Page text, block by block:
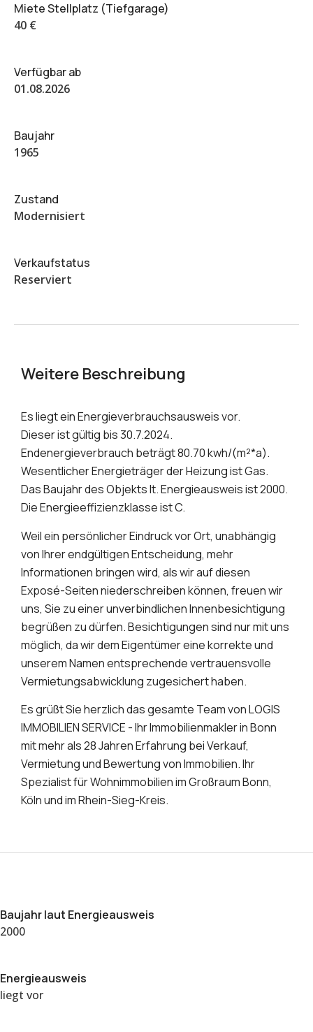
Miete Stellplatz (Tiefgarage)
40 €
Verfügbar ab
01.08.2026
Baujahr
1965
Zustand
Modernisiert
Verkaufstatus
Reserviert
Weitere Beschreibung
Es liegt ein Energieverbrauchsausweis vor.
Dieser ist gültig bis 30.7.2024.
Endenergieverbrauch beträgt 80.70 kwh/(m²*a).
Wesentlicher Energieträger der Heizung ist Gas.
Das Baujahr des Objekts lt. Energieausweis ist 2000.
Die Energieeffizienzklasse ist C.
Weil ein persönlicher Eindruck vor Ort, unabhängig
von Ihrer endgültigen Entscheidung, mehr
Informationen bringen wird, als wir auf diesen
Exposé-Seiten niederschreiben können, freuen wir
uns, Sie zu einer unverbindlichen Innenbesichtigung
begrüßen zu dürfen. Besichtigungen sind nur mit uns
möglich, da wir dem Eigentümer eine korrekte und
unserem Namen entsprechende vertrauensvolle
Vermietungsabwicklung zugesichert haben.
Es grüßt Sie herzlich das gesamte Team von LOGIS
IMMOBILIEN SERVICE - Ihr Immobilienmakler in Bonn
mit mehr als 28 Jahren Erfahrung bei Verkauf,
Vermietung und Bewertung von Immobilien. Ihr
Spezialist für Wohnimmobilien im Großraum Bonn,
Köln und im Rhein-Sieg-Kreis.
Baujahr laut Energieausweis
2000
Energieausweis
liegt vor